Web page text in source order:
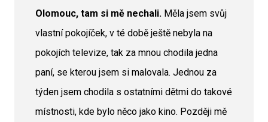
Olomouc, tam si mě nechali. Měla jsem svůj
vlastní pokojíček, v té době ještě nebyla na
pokojích televize, tak za mnou chodila jedna
paní, se kterou jsem si malovala. Jednou za
týden jsem chodila s ostatními dětmi do takové
místnosti, kde bylo něco jako kino. Později mě